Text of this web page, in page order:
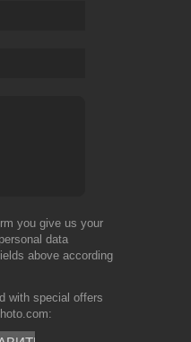
you give us your
data
above according
with special offers